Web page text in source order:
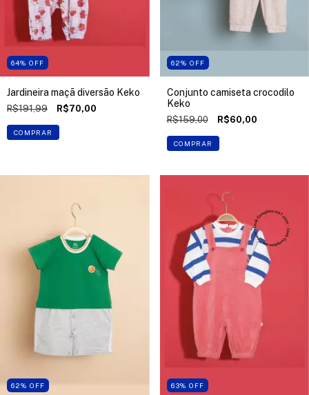
64% OFF
Jardineira maçã diversão Keko
R$191,99 R$70,00
COMPRAR
62% OFF
Conjunto camiseta crocodilo
Keko
R$159,00 R$60,00
COMPRAR
62% OFF 63% OFF